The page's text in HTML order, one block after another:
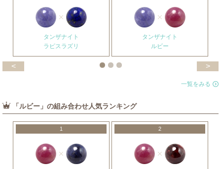
タンザナイト
ラピスラズリ
タンザナイト
ルビー
< >
一覧をみる
「ルビー」の組み合わせ人気ランキング
1 2